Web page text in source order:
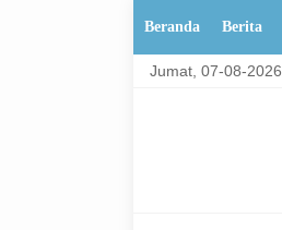
Beranda Berita
Jumat, 07-08-2026